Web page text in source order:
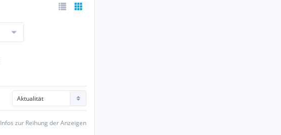
Infos zur Reihung der Anzeigen